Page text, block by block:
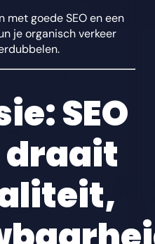
met goede SEO en een
je organisch verkeer
SEO
draait